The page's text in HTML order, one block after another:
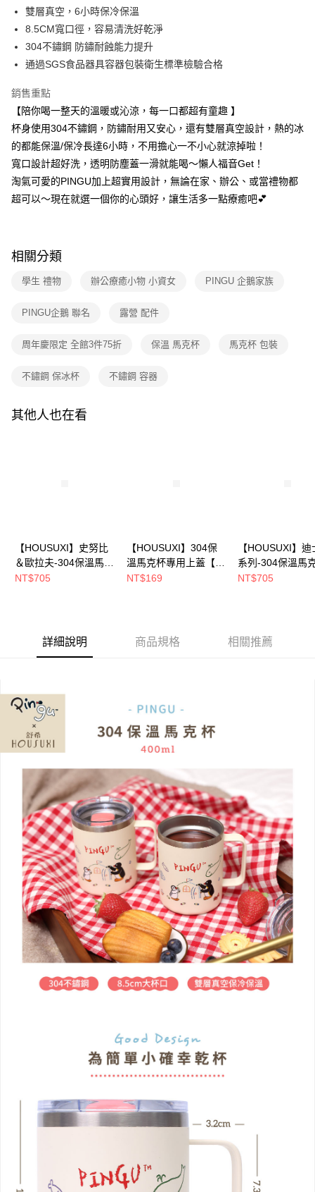
悠遊付
Google Pay
大哥付你分期
【大哥付你分期使用說明】
1.本服務由台灣大哥大提供，台灣大哥大用戶可立即使用無須另外申請。
2.付款方式選擇「大哥付你分期」，訂單成立後會自動跳轉到大哥付的交易
流程，驗證手機門號後，選擇欲分期的期數、繳款截止日，確認付款後即完
成交易。
4.訂單成立30分鐘內，如未前往確認交易或遇審核未通過，訂單將自動取
消。如遇「轉專審核」未通過狀況，表示未達大哥付你分期系統評分，恕無
法說明評估內容。
【繳款方式說明】
帳／街口支付／iPASS MONEY」等通路繳費。
【注意事項】
用戶於交易時，得透過本服務購買商品或服務，並由商店將買賣／分期付款
資料（包含姓名、電話或地址）提供予台灣大哥大進項蒐集、處理及利用，
3.完整用戶服務條款，請詳閱以下連結：
【關於「AFTEE先享後付」】
AFTEE先享後付是「在收到商品之後才付款」的支付方式。 讓您購物簡單
便利好安心！
１．簡單：不需註冊會員、不需綁卡、不需儲值。
２．便利：只要手機號碼，簡訊認證，即可結帳。
３．安心：先確認商品／服務後，再付款。
結帳頁面，進行簡訊認證並確認金額後，即可完成結帳。
２．訂單成立數日內，您將收到繳費通知簡訊。
３．收到繳費通知簡訊後14天內，點擊此簡訊中的連結，可透過四大超商／
ATM／網路銀行／等多元方式進行付款，方視為交易完成。
購買商品的店家。未經商家同意取消之訂單仍視為有效，需透過AFTEE先享
※ 交易是否成功請以「AFTEE先享後付 」之結帳頁面顯示為準，若有關於
是否繳費成功／繳費後需取消欲退款等相關疑問，請聯繫「AFTEE先享後付
易，需依本服務之必要範圍內提供個人資料，並將交易相關給付款項請求債
５．嚴禁一人註冊多個帳號或使用他人資訊註冊。若發現惡意使用之情形，
恩沛科技股份有限公司將有權停止該用戶之使用額度並採取法律行動。
ATM付款
運送方式
全家取貨付款
付款後全家取貨
每筆NT$80，滿NT$699(含以上)免運費
付款後7-11取貨
雙層真空，6小時保冷保溫
8.5CM寬口徑，容易清洗好乾淨
304不鏽鋼 防鏽耐蝕能力提升
通過SGS食品器具容器包裝衛生標準檢驗合格
銷售重點
【陪你喝一整天的溫暖或沁涼，每一口都超有童趣 】
杯身使用304不鏽鋼，防鏽耐用又安心，還有雙層真空設計，熱的冰
的都能保溫/保冷長達6小時，不用擔心一不小心就涼掉啦！
寬口設計超好洗，透明防塵蓋一滑就能喝～懶人福音Get！
淘氣可愛的PINGU加上超實用設計，無論在家、辦公、或當禮物都
超可以～現在就選一個你的心頭好，讓生活多一點療癒吧💕
相關分類
學生 禮物 辦公療癒小物 小資女 PINGU 企鵝家族
PINGU企鵝 聯名 露營 配件
周年慶限定 全館3件75折 保溫 馬克杯 馬克杯 包裝
不鏽鋼 保冰杯 不鏽鋼 容器
其他人也在看
【HOUSUXI】史努比
＆歐拉夫-304保溫馬克
杯400ml(款式任選)【5
NT$705
【HOUSUXI】304保
溫馬克杯專用上蓋【5
周年慶↘三件75折】
NT$169
【HOUSUXI】迪
系列-304保溫馬
400ml(款式任選)
NT$705
詳細說明 商品規格 相關推薦